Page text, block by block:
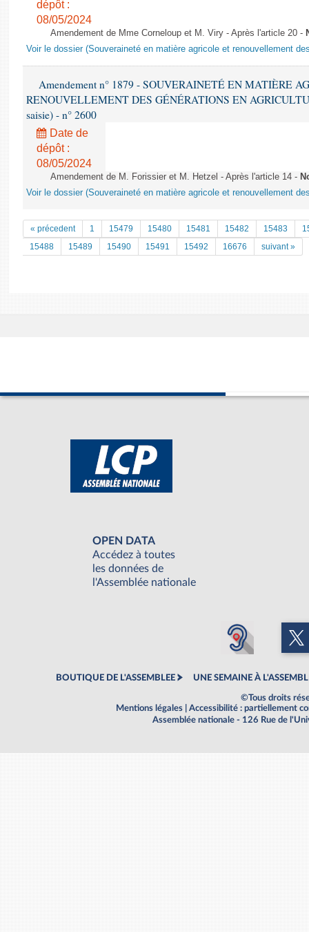
dépôt :
08/05/2024
Amendement de Mme Corneloup et M. Viry - Après l'article 20 -
Voir le dossier (Souveraineté en matière agricole et renouvellement
Amendement n° 1879 - SOUVERAINETÉ EN MATIÈRE
RENOUVELLEMENT DES GÉNÉRATIONS EN
saisie) - n° 2600
Date de
dépôt :
08/05/2024
Amendement de M. Forissier et M. Hetzel - Après l'article 14 -
Voir le dossier (Souveraineté en matière agricole et renouvellement
« précedent 1 15479 15480 15481 15482 15483
15488
15489 15490 15491 15492 16676 suivant »
OPEN DATA
Accédez à toutes
les données de
l'Assemblée nationale
BOUTIQUE DE L'ASSEMBLEE UNE SEMAINE À
©Tous droits
Mentions légales
Accessibilité : partiellement
Assemblée nationale - 126 Rue de